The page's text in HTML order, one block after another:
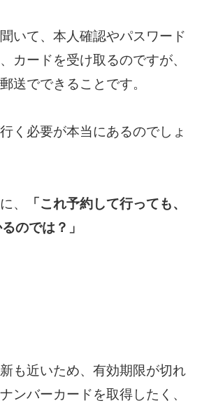
いて、本人確認やパスワード
カードを受け取るのですが、
送でできることです。
く必要が本当にあるのでしょ
、
「これ予約して行っても、
のでは？」
も近いため、有効期限が切れ
ンバーカードを取得したく、